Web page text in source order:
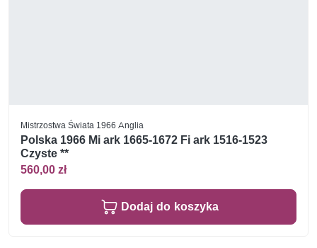
Mistrzostwa Świata 1966 Anglia
Polska 1966 Mi ark 1665-1672 Fi ark 1516-1523
Czyste **
560,00 zł
Dodaj do koszyka